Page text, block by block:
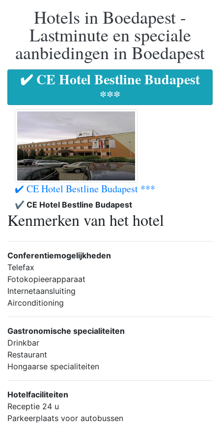
Hotels in Boedapest -
Lastminute en speciale
aanbiedingen in Boedapest
✔️ CE Hotel Bestline Budapest
***
✔️ CE Hotel Bestline Budapest ***
✔️ CE Hotel Bestline Budapest
Kenmerken van het hotel
Conferentiemogelijkheden
Telefax
Fotokopieerapparaat
Internetaansluiting
Airconditioning
Gastronomische specialiteiten
Drinkbar
Restaurant
Hongaarse specialiteiten
Hotelfaciliteiten
Receptie 24 u
Parkeerplaats voor autobussen